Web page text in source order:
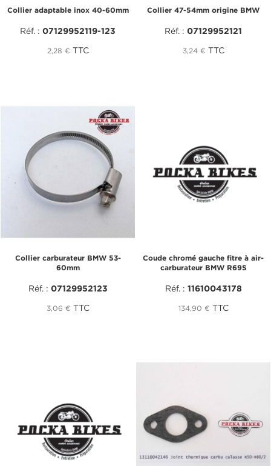
Collier adaptable inox 40-60mm
Réf. : 07129952119-123
2,28 € TTC
Collier 47-54mm origine BMW
Réf. : 07129952121
3,24 € TTC
Collier carburateur BMW 53-
60mm
Réf. : 07129952123
3,06 € TTC
Coude chromé gauche fitre à air-
carburateur BMW R69S
Réf. : 11610043178
134,90 € TTC